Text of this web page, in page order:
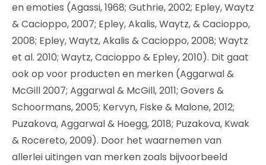
en emoties (Agassi, 1968; Guthrie, 2002; Epley, Waytz
& Cacioppo, 2007; Epley, Akalis, Waytz, & Cacioppo,
2008; Epley, Waytz, Akalis & Cacioppo, 2008; Waytz
et al. 2010; Waytz, Cacioppo & Epley, 2010). Dit gaat
ook op voor producten en merken (Aggarwal &
McGill 2007; Aggarwal & McGill, 2011; Govers &
Schoormans, 2005; Kervyn, Fiske & Malone, 2012;
Puzakova, Aggarwal & Hoegg, 2018; Puzakova, Kwak
& Rocereto, 2009). Door het waarnemen van
allerlei uitingen van merken zoals bijvoorbeeld